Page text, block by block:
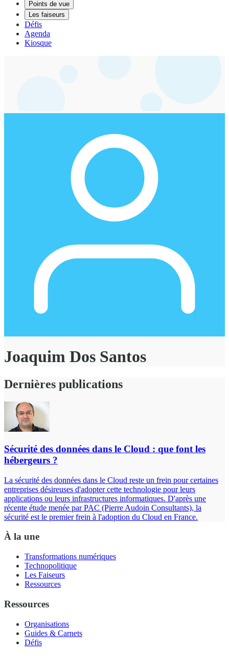
Points de vue
Les faiseurs
Défis
Agenda
Kiosque
Joaquim Dos Santos
Dernières publications
Sécurité des données dans le Cloud : que font les
hébergeurs ?
La sécurité des données dans le Cloud reste un frein pour certaines
entreprises désireuses d'adopter cette technologie pour leurs
applications ou leurs infrastructures informatiques. D'après une
récente étude menée par PAC (Pierre Audoin Consultants), la
sécurité est le premier frein à l'adoption du Cloud en France.
À la une
Transformations numériques
Technopolitique
Les Faiseurs
Ressources
Ressources
Organisations
Guides & Carnets
Défis